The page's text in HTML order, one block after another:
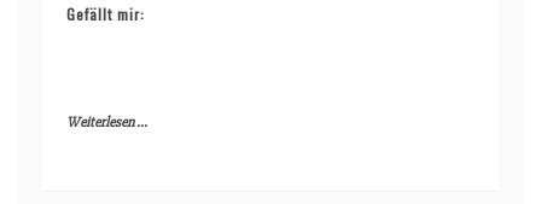
Gefällt mir:
Weiterlesen ...